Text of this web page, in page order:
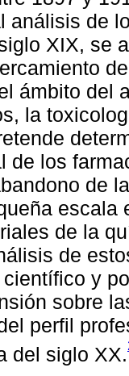
análisis de
XIX, se
ámbito del
la
de los
de
escala
de la
de
y
sobre
perfil
del siglo XX.